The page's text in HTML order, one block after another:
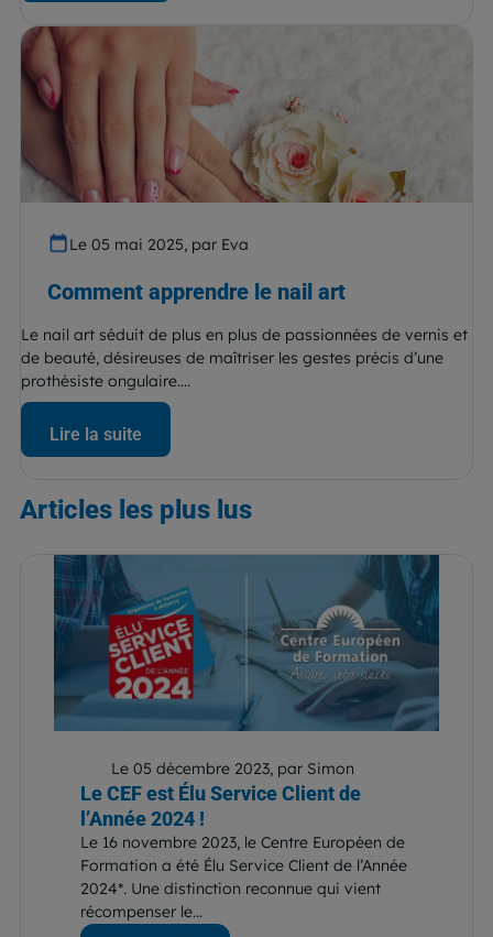
Le 05 mai 2025, par Eva
Comment apprendre le nail art
Le nail art séduit de plus en plus de passionnées de vernis et
de beauté, désireuses de maîtriser les gestes précis d’une
prothésiste ongulaire....
Lire la suite
Articles les plus lus
Le 05 décembre 2023, par Simon
Le CEF est Élu Service Client de
l’Année 2024 !
Le 16 novembre 2023, le Centre Européen de
Formation a été Élu Service Client de l’Année
2024*. Une distinction reconnue qui vient
récompenser le...